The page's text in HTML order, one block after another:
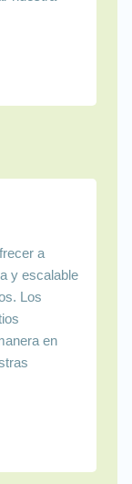
a
y escalable
Los
en